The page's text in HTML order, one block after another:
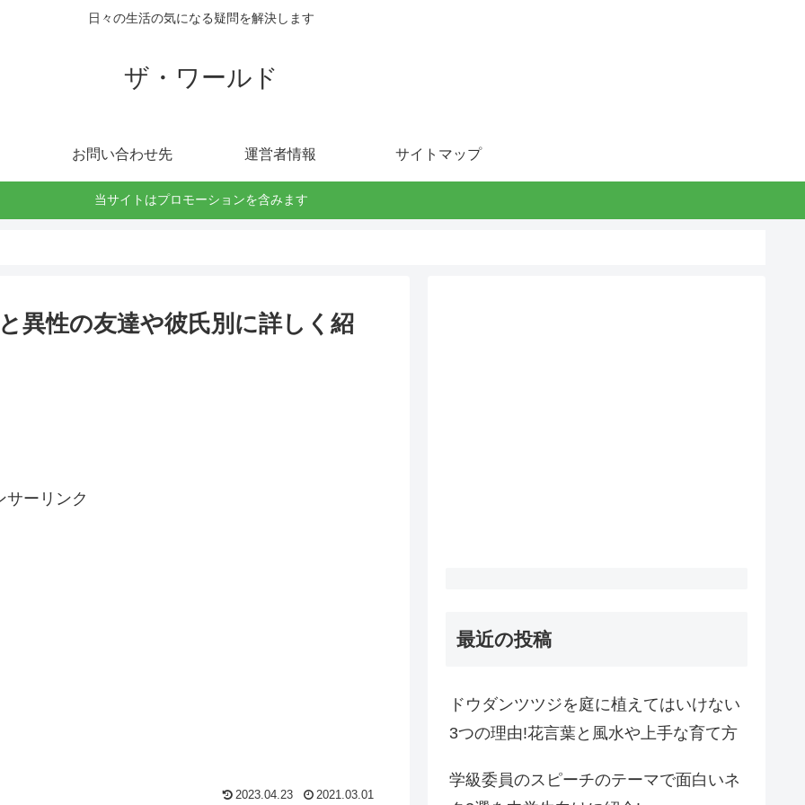
日々の生活の気になる疑問を解決します
ザ・ワールド
お問い合わせ先 運営者情報 サイトマップ
当サイトはプロモーションを含みます
異性の友達や彼氏別に詳しく紹
サーリンク
2023.04.23 2021.03.01
最近の投稿
ドウダンツツジを庭に植えてはいけない
3つの理由!花言葉と風水や上手な育て方
学級委員のスピーチのテーマで面白いネ